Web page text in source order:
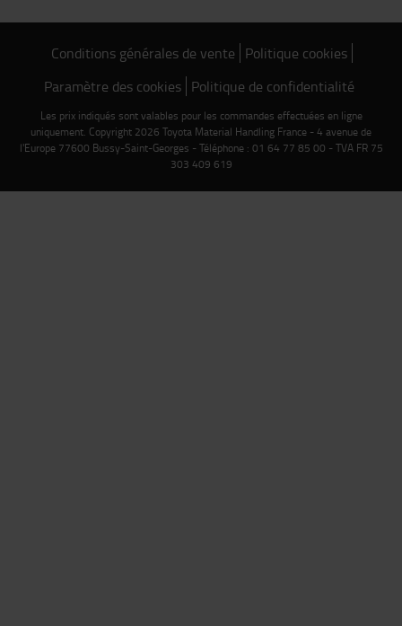
Conditions générales de vente Politique cookies
Paramètre des cookies Politique de confidentialité
Les prix indiqués sont valables pour les commandes effectuées en ligne
uniquement. Copyright 2026 Toyota Material Handling France - 4 avenue de
l'Europe 77600 Bussy-Saint-Georges - Téléphone : 01 64 77 85 00 - TVA FR 75
303 409 619